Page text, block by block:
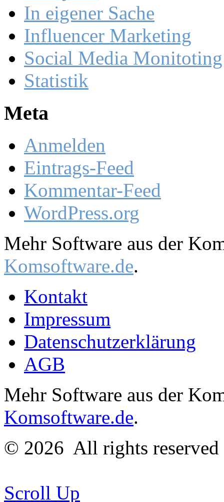
In eigener Sache
Influencer Marketing
Social Media Monitoting
Statistik
Meta
Anmelden
Eintrags-Feed
Kommentar-Feed
WordPress.org
Mehr Software aus der
Komsoftware.de.
Kontakt
Impressum
Datenschutzerklärung
AGB
Mehr Software aus der
Komsoftware.de.
© 2026 All rights
Scroll Up